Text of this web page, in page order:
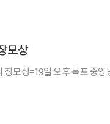
모상
모상=19일 오후 목포 중